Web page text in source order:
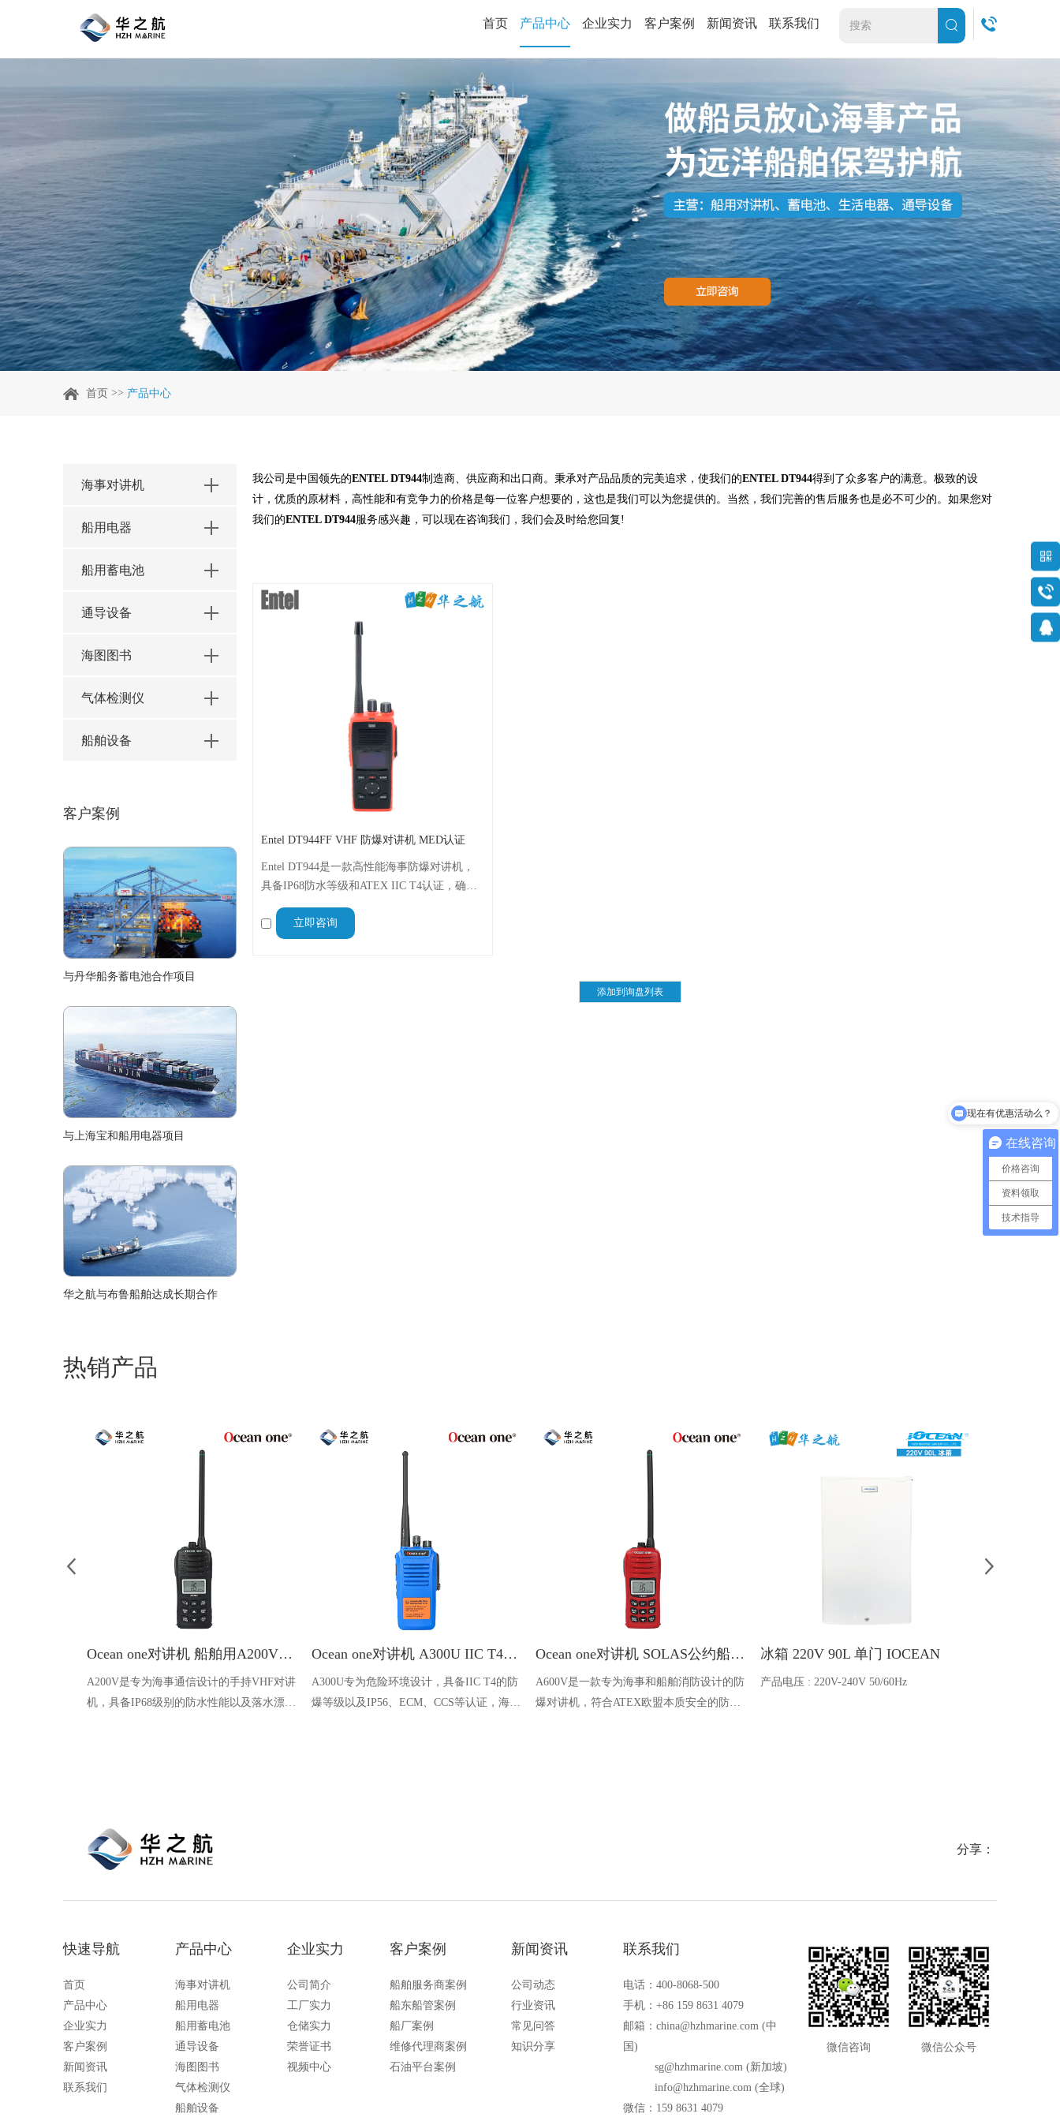
首页 产品中心 企业实力 客户案例 新闻资讯 联系我们
首页 >> 产品中心
我公司是中国领先的ENTEL DT944制造商、供应商和出口商。秉承对产品品质的完美追求，使我们的ENTEL DT944得到了众多客户的满意。极致的设
计，优质的原材料，高性能和有竞争力的价格是每一位客户想要的，这也是我们可以为您提供的。当然，我们完善的售后服务也是必不可少的。如果您对
我们的ENTEL DT944服务感兴趣，可以现在咨询我们，我们会及时给您回复!
Entel DT944FF VHF 防爆对讲机 MED认证
Entel DT944是一款高性能海事防爆对讲机，
具备IP68防水等级和ATEX IIC T4认证，确保
在极端海洋环境中的耐用性和安全性。它以清
晰的OLED显示屏、智能锂电技术和卓越的音
频性能，为用户提供可靠的通信解决方案。
立即咨询
海事对讲机
船用电器
船用蓄电池
通导设备
海图图书
气体检测仪
船舶设备
客户案例
与丹华船务蓄电池合作项目
与上海宝和船用电器项目
华之航与布鲁船舶达成长期合作
热销产品
Ocean one对讲机 船舶用A200V漂浮式手持防水对讲机
A200V是专为海事通信设计的手持VHF对讲
机，具备IP68级别的防水性能以及落水漂浮
Ocean one对讲机 A300U IIC T4氢气防爆对讲机 船舶消防本质安全无线电
A300U专为危险环境设计，具备IIC T4的防
爆等级以及IP56、ECM、CCS等认证，海上
Ocean one对讲机 SOLAS公约船舶消防A600V ATEX防爆对讲机
A600V是一款专为海事和船舶消防设计的防
爆对讲机，符合ATEX欧盟本质安全的防爆
冰箱 220V 90L 单门 IOCEAN
产品电压 : 220V-240V 50/60Hz
分享：
快速导航
首页
产品中心
企业实力
客户案例
新闻资讯
联系我们
产品中心
海事对讲机
船用电器
船用蓄电池
通导设备
海图图书
气体检测仪
船舶设备
企业实力
公司简介
工厂实力
仓储实力
荣誉证书
视频中心
客户案例
船舶服务商案例
船东船管案例
船厂案例
维修代理商案例
石油平台案例
新闻资讯
公司动态
行业资讯
常见问答
知识分享
联系我们
电话：400-8068-500
手机：+86 159 8631 4079
邮箱：china@hzhmarine.com (中
国)
sg@hzhmarine.com (新加坡)
info@hzhmarine.com (全球)
微信：159 8631 4079
微信咨询 微信公众号
在线咨询
价格咨询
资料领取
技术指导
现在有优惠活动么？